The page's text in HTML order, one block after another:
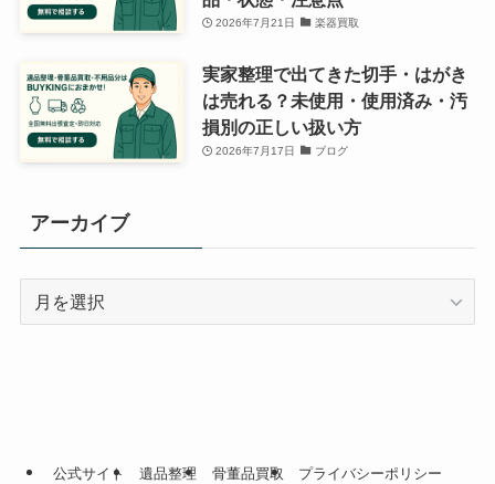
2026年7月21日 楽器買取
実家整理で出てきた切手・はがき
は売れる？未使用・使用済み・汚
損別の正しい扱い方
2026年7月17日 ブログ
アーカイブ
公式サイト 遺品整理 骨董品買取 プライバシーポリシー